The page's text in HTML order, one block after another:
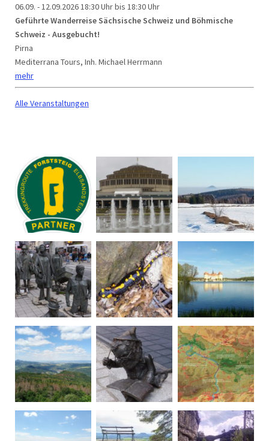
06.09. - 12.09.202618:30 Uhr bis 18:30 Uhr
Geführte Wanderreise Sächsische Schweiz und Böhmische
Schweiz - Ausgebucht!
Pirna
Mediterrana Tours, Inh. Michael Herrmann
mehr
Alle Veranstaltungen